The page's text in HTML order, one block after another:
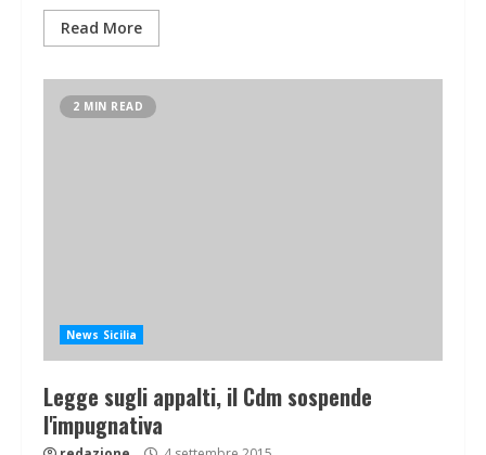
Read More
2 MIN READ
News Sicilia
Legge sugli appalti, il Cdm sospende
l'impugnativa